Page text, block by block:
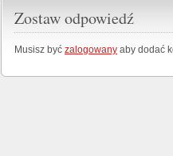
Zostaw odpowiedź
Musisz być zalogowany aby dodać